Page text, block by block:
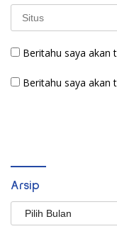
Beritahu saya akan
Beritahu saya akan
Arsip
Arsip